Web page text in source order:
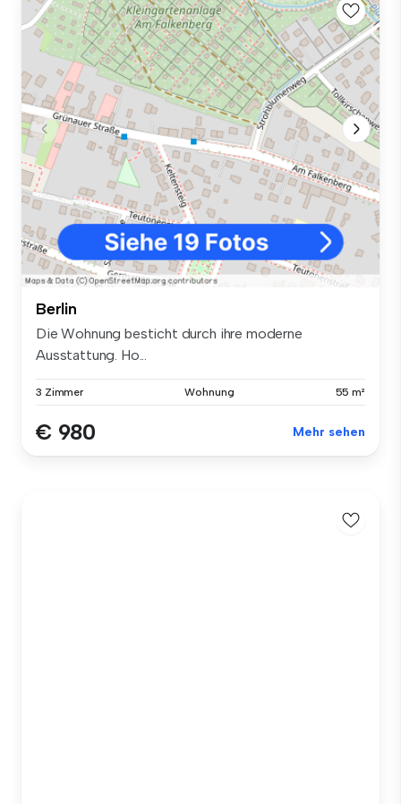
Berlin
Die Wohnung besticht durch ihre moderne
Ausstattung. Ho...
3 Zimmer Wohnung 55 m²
€ 980 Mehr sehen